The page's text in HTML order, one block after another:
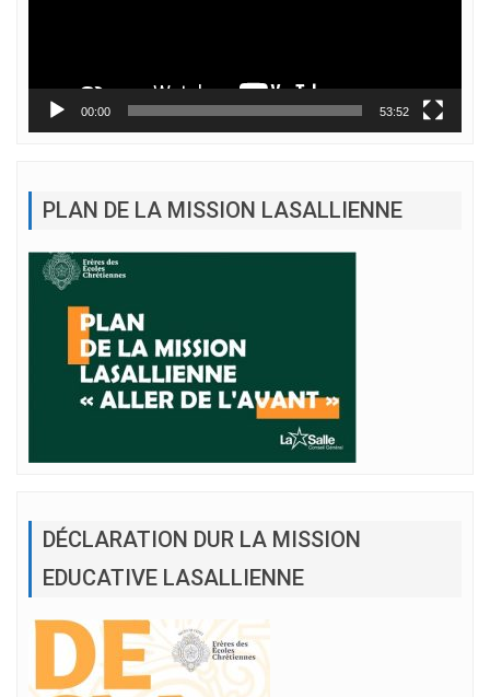
00:00 53:52
PLAN DE LA MISSION LASALLIENNE
DÉCLARATION DUR LA MISSION
EDUCATIVE LASALLIENNE